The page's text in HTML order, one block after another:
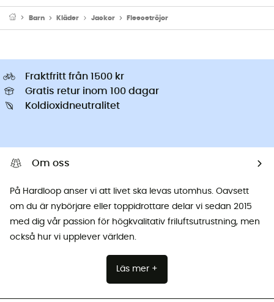
Barn Kläder Jackor Fleecetröjor
Fraktfritt från 1500 kr
Gratis retur inom 100 dagar
Koldioxidneutralitet
Om oss
På Hardloop anser vi att livet ska levas utomhus. Oavsett
om du är nybörjare eller toppidrottare delar vi sedan 2015
med dig vår passion för högkvalitativ friluftsutrustning, men
också hur vi upplever världen.
Läs mer +